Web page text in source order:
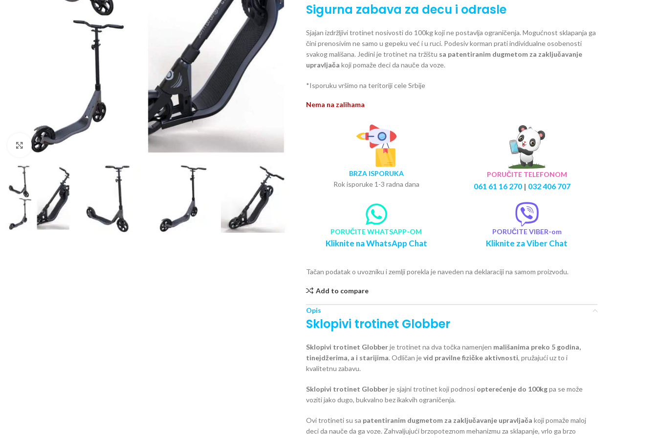
Click to enlarge
Sigurna zabava za decu i odrasle
Sjajan izdržljivi trotinet nosivosti do 100kg koji ne postavlja ograničenja. Mogućnost sklapanja ga
čini prenosivim ne samo u gepeku već i u ruci. Podesiv korman prati individualne osobenosti
svakog mališana. Jedini je trotinet na tržištu sa patentiranim dugmetom za zaključavanje
upravljača koji pomaže deci da nauče da voze.
*Isporuku vršimo na teritoriji cele Srbije
Nema na zalihama
BRZA ISPORUKA
Rok isporuke 1-3 radna dana
PORUČITE TELEFONOM
061 61 16 270| 032 406 707
PORUČITE WHATSAPP-OM
Kliknite na WhatsApp Chat
PORUČITE VIBER-om
Kliknite za Viber Chat
Tačan podatak o uvozniku i zemlji porekla je naveden na deklaraciji na samom proizvodu.
Add to compare
Opis
Sklopivi trotinet Globber
Sklopivi trotinet Globberje trotinet na dva točka namenjen mališanima preko 5 godina,
tinejdžerima, a i starijima. Odličan jevid pravilne fizičke aktivnosti, pružajući uz to i
kvalitetnu zabavu.
Sklopivi trotinet Globberje sjajni trotinet koji podnosi opterećenje do 100kgpa se može
voziti jako dugo, bukvalno bez ikakvih ograničenja.
Ovi trotineti su sa patentiranim dugmetom za zaključavanje upravljača koji pomaže maloj
deci da nauče da ga voze. Zahvaljujući brzopoteznom mehanizmu za sklapanje, vrlo ga brzo